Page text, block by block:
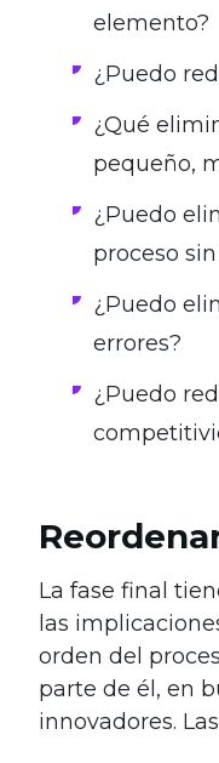
elemento?
¿Puedo
¿Qué
pequeño,
¿Puedo
proceso
¿Puedo
errores?
¿Puedo
La fase final
las
orden del
parte de él, en
innovadores.